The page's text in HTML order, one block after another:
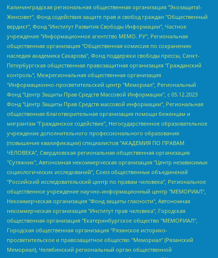
Калининградская региональная общественная организация "Экозащита!-Женсовет", Фонд содействия защите прав и свобод граждан "Общественный вердикт", Фонд "Институт Развития Свободы Информации", Частное учреждение "Информационное агентство МЕМО. РУ", Региональная общественная организация "Общественная комиссия по сохранению наследия академика Сахарова", Фонд поддержки свободы прессы, Санкт-Петербургская общественная правозащитная организация "Гражданский контроль", Межрегиональная общественная организация "Информационно-просветительский центр "Мемориал", Региональный Фонд "Центр Защиты Прав Средств Массовой Информации", с 05.12.2023 Фонд "Центр Защиты Прав Средств массовой информации", Региональная общественная благотворительная организация помощи беженцам и мигрантам "Гражданское содействие", Негосударственное образовательное учреждение дополнительного профессионального образования (повышение квалификации) специалистов "АКАДЕМИЯ ПО ПРАВАМ ЧЕЛОВЕКА", Свердловская региональная общественная организация "Сутяжник", Автономная некоммерческая организация "Центр независимых социологических исследований", Союз общественных объединений "Российский исследовательский центр по правам человека", Региональное общественное учреждение научно-информационный центр "МЕМОРИАЛ", Некоммерческая организация "Фонд защиты гласности", Автономная некоммерческая организация "Институт прав человека", Городская общественная организация "Екатеринбургское общество "МЕМОРИАЛ", Городская общественная организация "Рязанское историко-просветительское и правозащитное общество "Мемориал" (Рязанский Мемориал), Челябинский региональный орган общественной самодеятельности – женское общественное объединение "Женщины Евразии", Челябинский региональный орган общественной самодеятельности "Уральская правозащитная группа", Фонд содействия защите здоровья и социальной справедливости имени Андрея Рылькова, Автономная Некоммерческая Организация "Аналитический Центр Юрия Левады", Автономная некоммерческая организация социальной поддержки населения "Проект Апрель", Региональная общественная организация помощи женщинам и детям, находящимся в кризисной ситуации "Информационно-методический центр "Анна", Фонд содействия развитию массовых коммуникаций и правовому просвещению "Так-так-Так", Фонд содействия устойчивому развитию "Серебряная тайга", Свердловский региональный общественный фонд социальных проектов "Новое время", "Idel.Реалии", Кавказ.Реалии, Крым.Реалии, Телеканал Настоящее Время, Татаро-башкирская служба Радио Свобода (Azatliq Radiosi), Радио Свободная Европа/Радио Свобода (PCE/PC), "Сибирь.Реалии", "Фактограф", Благотворительный фонд помощи осужденным и их семьям, Автономная некоммерческая организация "Институт глобализации и социальных движений", Фонд "В защиту прав заключенных", Частное учреждение "Центр поддержки и содействия развитию средств массовой информации", Пензенский региональный общественный благотворительный фонд "Гражданский союз", "Север.Реалии", Некоммерческая организация Фонд "Правовая инициатива", Общество с ограниченной ответственностью "Радио Свободная Европа/Радио Свобода", Чешское информационное агентство "MEDIUM-ORIENT", Красноярская региональная общественная организация "Мы против СПИДа", Камалягин Денис Николаевич, Маркелов Сергей Евгеньевич, Пономарев Лев Александрович, Савицкая Людмила Алексеевна, Автономная некоммерческая организация "Центр по работе с проблемой насилия "НАСИЛИЮ.НЕТ", Межрегиональный профессиональный союз работников здравоохранения "Альянс врачей", Юридическое лицо, зарегистрированное в Латвийской Республике, SIA "Medusa Project" (регистрационный номер 40103797863, дата регистрации 10.06.2014), Некоммерческая организация "Фонд по борьбе с коррупцией", Автономная некоммерческая организация "Институт права и публичной политики", Баданин Роман Сергеевич, Гликин Максим Александрович, Железнова Мария Михайловна, Лукьянова Юлия Сергеевна, Маетная Елизавета Витальевна, Маняхин Петр Борисович, Чуракова Ольга Владимировна, Ярош Юлия Петровна, Юридическое лицо "The Insider SIA", зарегистрированное в Риге, Латвийская Республика (дата регистрации 26.06.2015), являющееся администратором доменного имени интернет-издания "The Insider SIA", https://theins.ru, Постернак Алексей Евгеньевич, Рубин Михаил Аркадьевич, Анин Роман Александрович, Юридическое лицо Istories fonds, зарегистрированное в Латвийской Республике (регистрационный номер 50008295751, дата регистрации 24.02.2020), Великовский Дмитрий Александрович, Долинина Ирина Николаевна, Мароховская Алеся Алексеевна, Шлейнов Роман Юрьевич, Шмагун Олеся Валентиновна, Общество с ограниченной ответственностью "Альтаир 2021", Общество с ограниченной ответственностью "Вега 2021", Общество с ограниченной ответственностью "Главный редактор 2021", Общество с ограниченной ответственностью "Ромашки монолит", Важенков Артем Валерьевич, Ивановская областная общественная организация "Центр гендерных исследований", Гурман Юрий Альбертович, Медиапроект "ОВД-Инфо", Егоров Владимир Владимирович, Жилинский Владимир Александрович, Общество с ограниченной ответственностью "ЗП", Иванова София Юрьевна, Карезина Инна Павловна, Кильтау Екатерина Викторовна, Петров Алексей Викторович, Пискунов Сергей Евгеньевич, Смирнов Сергей Сергеевич, Тихонов Михаил Сергеевич, Общество с ограниченной ответственностью "ЖУРНАЛИСТ-ИНОСТРАННЫЙ АГЕНТ", Арапова Галина Юрьевна, Вольтская Татьяна Анатольевна, Американская компания "Mason G.E.S. Anonymous Foundation" (США), являющаяся владельцем интернет-издания https://mnews.world/, Компания "Stichting Bellingcat", зарегистрированная в Нидерландах (дата регистрации 11.07.2018), Захаров Андрей Вячеславович, Клепиковская Екатерина Дмитриевна, Общество с ограниченной ответственностью "МЕМО", Перл Роман Александрович, Симонов Евгений Алексеевич, Соловьева Елена Анатольевна, Сотников Даниил Владимирович, Сурначева Елизавета Дмитриевна, Автономная некоммерческая организация по защите прав человека и информированию населения "Якутия – Наше Мнение", Общество с ограниченной ответственностью "Москоу диджитал медиа", с 26.01.2023 Общество с ограниченной ответственностью "Чайка Белые сады", Ветошкина Валерия Валерьевна, Заговора Максим Александрович, Межрегиональное общественное движение "Российская ЛГБТ - сеть", Оленичев Максим Владимирович, Павлов Иван Юрьевич, Скворцова Елена Сергеевна, Общество с ограниченной ответственностью "Как бы инагент", Кочетков Игорь Викторович, Общество с ограниченной ответственностью "Честные выборы", Еланчик Олег Александрович, Общество с ограниченной ответственностью "Нобелевский призыв", Гималова Регина Эмилевна, Григорьев Андрей Валерьевич, Григорьева Алина Александровна, Ассоциация по содействию защите прав призывников, альтернативнослужащих и военнослужащих "Правозащитная группа "Гражданин.Армия.Право", Хисамова Регина Фаритовна, Автономная некоммерческая организация по реализации социально-правовых программ "Лилит", Дальневосточное общественное движение "Маяк", Санкт-Петербургская ЛГБТ-инициативная группа "Выход", Инициативная группа ЛГБТ+ "Реверс", Алексеев Андрей Викторович, Бекбулатова Таисия Львовна, Беляев Иван Михайлович, Владыкина Елена Сергеевна, Гельман Марат Александрович, Никульшина Вероника Юрьевна, Толоконникова Надежда Андреевна, Шендерович Виктор Анатольевич, Общество с ограниченной ответственностью "Данное сообщение", Общество с ограниченной ответственностью Издательский дом "Новая глава", Айнбиндер Александра Александровна, Московский комьюнити-центр для ЛГБТ+инициатив, Благотворительный фонд развития филантропии, Deutsche Welle (Германия, Kurt-Schumacher-Strasse 3, 53113 Bonn), Борзунова Мария Михайловна, Воробьев Виктор Викторович, Голубева Анна Львовна, Константинова Алла Михайловна, Малкова Ирина Владимировна, Мурадов Мурад Абдулгалимович, Осетинская Елизавета Николаевна, Понасенков Евгений Николаевич, Ганапольский Матвей Юрьевич, Киселев Евгений Алексеевич, Борухович Ирина Григорьевна, Дремин Иван Тимофеевич, Дубровский Дмитрий Викторович, Красноярская региональная общественная организация поддержки и развития альтернативных образовательных технологий и межкультурных коммуникаций "ИНТЕРРА", Маяковская Екатерина Алексеевна, Фейгин Марк Захарович, Филимонов Андрей Викторович, Дзугкоева Регина Николаевна, Доброхотов Роман Александрович, Дудь Юрий Александрович, Елкин Сергей Владимирович, Кругликов Кирилл Игоревич, Сабунаева Мария Леонидовна, Семенов Алексей Владимирович, Шаинян Карен Багратович, Шульман Екатерина Михайловна, Асафьев Артур Валерьевич, Вахштайн Виктор Семенович, Венедиктов Алексей Алексеевич, Лушникова Екатерина Евгеньевна, Волков Леонид Михайлович, Невзоров Александр Глебович, Пархоменко Сергей Борисович, Сироткин Ярослав Николаевич, Кара-Мурза Владимир Владимирович, Баранова Наталья Владимировна, Гозман Леонид Яковлевич, Кагарлицкий Борис Юльевич, Климарев Михаил Валерьевич, Милов Владимир Станиславович, Автономная некоммерческая организация Краснодарский центр современного искусства "Типография", Моргенштерн Алишер Тагирович, Соболь Любовь Эдуардовна, Общество с ограниченной ответственностью "ЛИЗА НОРМ", Каспаров Гарри Кимович, Ходорковский Михаил Борисович, Общество с ограниченной ответственностью "Апрельские тезисы", Данилович Ирина Брониславовна, Кашин Олег Владимирович, Петров Николай Владимирович, Пивоваров Алексей Владимирович, Соколов Михаил Владимирович, Цветкова Юлия Владимировна, Чичваркин Евгений Александрович, Комитет против пыток/Команда против пыток, Общество с ограниченной ответственностью "Первый научный", Общество с ограниченной ответственностью "Вертолет и ко", Белоцерковская Вероника Борисовна, Кац Максим Евгеньевич, Лазарева Татьяна Юрьевна, Шаведдинов Руслан Табризович, Яшин Илья Валерьевич, Общество с ограниченной ответственностью "Иноагент ААВ", Алешковский Дмитрий Петрович, Альбац Евгения Марковна, Быков Дмитрий Львович, Галямина Юлия Евгеньевна, Лойко Сергей Леонидович, Мартынов Кирилл Константинович, Медведев Сергей Александрович, Крашенинников Федор Геннадиевич, Гордеева Катерина Вл